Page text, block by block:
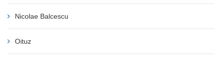
Nicolae Balcescu
Oituz